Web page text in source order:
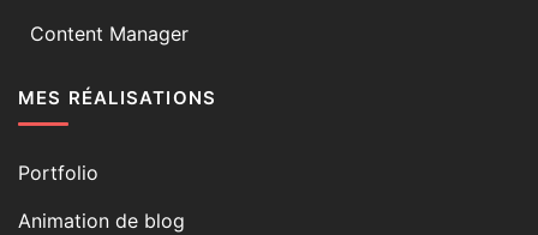
Content Manager
MES RÉALISATIONS
Portfolio
Animation de blog